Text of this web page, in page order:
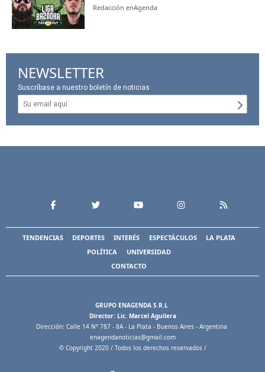
Redacción enAgenda
NEWSLETTER
Suscríbase a nuestro boletín de noticias
TENDENCIAS DEPORTES INTERÉS ESPECTÁCULOS
LA PLATA
POLÍTICA
UNIVERSIDAD
CONTACTO
GRUPO ENAGENDA S.R.L
Director: Lic. Marcel Aguilera
Dirección: Calle 14 N° 787 - 8A - La Plata - Buenos Aires - Argentina
enagendanoticias@gmail.com
© Copyright 2020 / Todos los derechos reservados /